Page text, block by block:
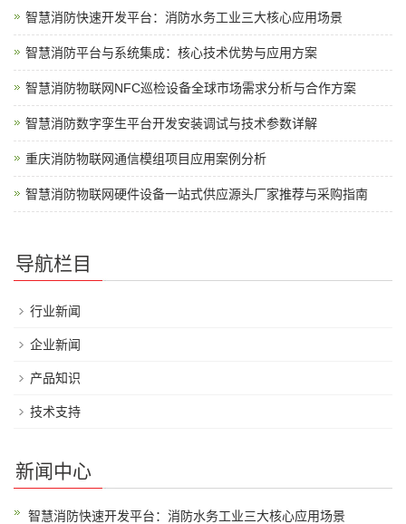
智慧消防快速开发平台：消防水务工业三大核心应用场景
智慧消防平台与系统集成：核心技术优势与应用方案
智慧消防物联网NFC巡检设备全球市场需求分析与合作方案
智慧消防数字孪生平台开发安装调试与技术参数详解
重庆消防物联网通信模组项目应用案例分析
智慧消防物联网硬件设备一站式供应源头厂家推荐与采购指南
导航栏目
行业新闻
企业新闻
产品知识
技术支持
新闻中心
智慧消防快速开发平台：消防水务工业三大核心应用场景